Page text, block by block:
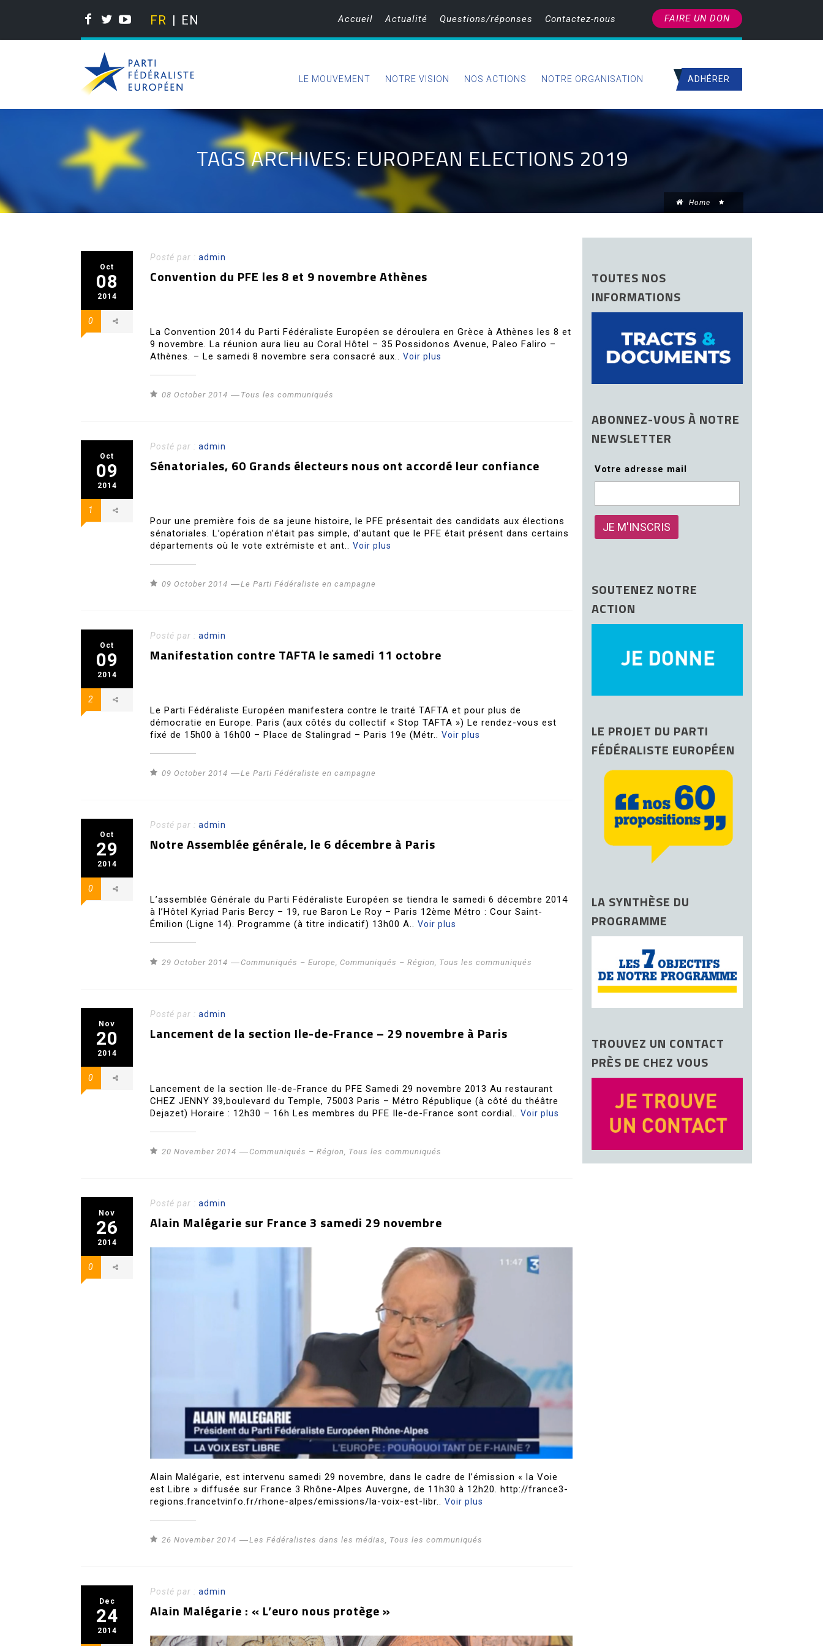
FR EN Accueil Actualité Questions/réponses Contactez-nous FAIRE UN DON
LE MOUVEMENT NOTRE VISION NOS ACTIONS NOTRE ORGANISATION ADHÉRER
TAGS ARCHIVES: EUROPEAN ELECTIONS 2019
Home
Oct
08
2014
0
Posté par : admin
Convention du PFE les 8 et 9 novembre Athènes
La Convention 2014 du Parti Fédéraliste Européen se déroulera en Grèce à Athènes les 8 et
9 novembre. La réunion aura lieu au Coral Hôtel – 35 Possidonos Avenue, Paleo Faliro –
Athènes. – Le samedi 8 novembre sera consacré aux.. Voir plus
08 October 2014 Tous les communiqués
Oct
09
2014
1
Posté par : admin
Sénatoriales, 60 Grands électeurs nous ont accordé leur confiance
Pour une première fois de sa jeune histoire, le PFE présentait des candidats aux élections
sénatoriales. L’opération n’était pas simple, d’autant que le PFE était présent dans certains
départements où le vote extrémiste et ant.. Voir plus
09 October 2014 Le Parti Fédéraliste en campagne
Oct
09
2014
2
Posté par : admin
Manifestation contre TAFTA le samedi 11 octobre
Le Parti Fédéraliste Européen manifestera contre le traité TAFTA et pour plus de
démocratie en Europe. Paris (aux côtés du collectif « Stop TAFTA ») Le rendez-vous est
fixé de 15h00 à 16h00 – Place de Stalingrad – Paris 19e (Métr.. Voir plus
09 October 2014 Le Parti Fédéraliste en campagne
Oct
29
2014
0
Posté par : admin
Notre Assemblée générale, le 6 décembre à Paris
L’assemblée Générale du Parti Fédéraliste Européen se tiendra le samedi 6 décembre 2014
à l’Hôtel Kyriad Paris Bercy – 19, rue Baron Le Roy – Paris 12ème Métro : Cour Saint-
Émilion (Ligne 14). Programme (à titre indicatif) 13h00 A.. Voir plus
29 October 2014 Communiqués – Europe, Communiqués – Région, Tous les communiqués
Nov
20
2014
0
Posté par : admin
Lancement de la section Ile-de-France – 29 novembre à Paris
Lancement de la section Ile-de-France du PFE Samedi 29 novembre 2013 Au restaurant
CHEZ JENNY 39,boulevard du Temple, 75003 Paris – Métro République (à côté du théâtre
Dejazet) Horaire : 12h30 – 16h Les membres du PFE Ile-de-France sont cordial.. Voir plus
20 November 2014 Communiqués – Région, Tous les communiqués
Nov
26
2014
0
Posté par : admin
Alain Malégarie sur France 3 samedi 29 novembre
Alain Malégarie, est intervenu samedi 29 novembre, dans le cadre de l’émission « la Voie
est Libre » diffusée sur France 3 Rhône-Alpes Auvergne, de 11h30 à 12h20. http://france3-
regions.francetvinfo.fr/rhone-alpes/emissions/la-voix-est-libr.. Voir plus
26 November 2014 Les Fédéralistes dans les médias Tous les communiqués
Dec
24
2014
Posté par : admin
Alain Malégarie : « L’euro nous protège »
TOUTES NOS
INFORMATIONS
ABONNEZ-VOUS À NOTRE
NEWSLETTER
Votre adresse mail
SOUTENEZ NOTRE
ACTION
LE PROJET DU PARTI
FÉDÉRALISTE EUROPÉEN
LA SYNTHÈSE DU
PROGRAMME
TROUVEZ UN CONTACT
PRÈS DE CHEZ VOUS